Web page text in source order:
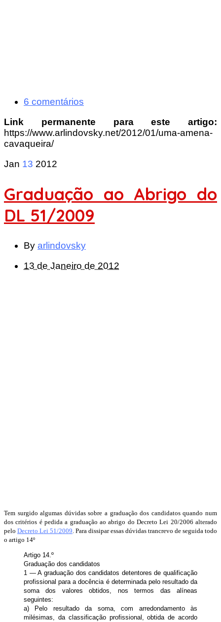
6 comentários
Link permanente para este artigo:
https://www.arlindovsky.net/2012/01/uma-amena-
cavaqueira/
Jan 13 2012
Graduação ao Abrigo do
DL 51/2009
By arlindovsky
13 de Janeiro de 2012
Tem surgido algumas dúvidas sobre a graduação dos candidatos quando num
dos critérios é pedida a graduação ao abrigo do Decreto Lei 20/2006 alterado
pelo Decreto Lei 51/2009 . Para dissipar essas dúvidas trancrevo de seguida todo
o artigo 14º
Artigo 14.º
Graduação dos candidatos
1 — A graduação dos candidatos detentores de qualificação
profissional para a docência é determinada pelo resultado da
soma dos valores obtidos, nos termos das alíneas
seguintes:
a) Pelo resultado da soma, com arredondamento às
milésimas, da classificação profissional, obtida de acordo